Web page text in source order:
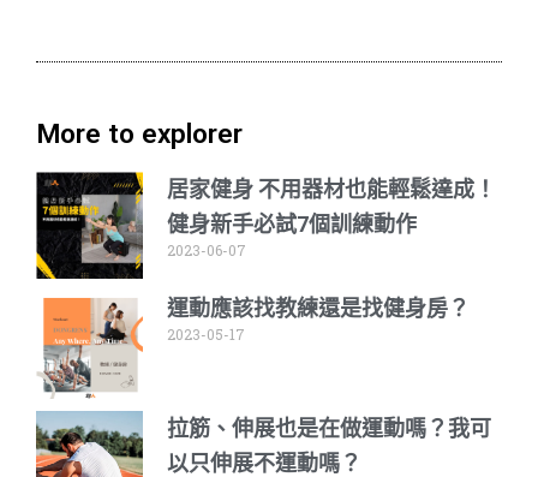
More to explorer
居家健身 不用器材也能輕鬆達成！
健身新手必試7個訓練動作
2023-06-07
運動應該找教練還是找健身房？
2023-05-17
拉筋、伸展也是在做運動嗎？我可
以只伸展不運動嗎？